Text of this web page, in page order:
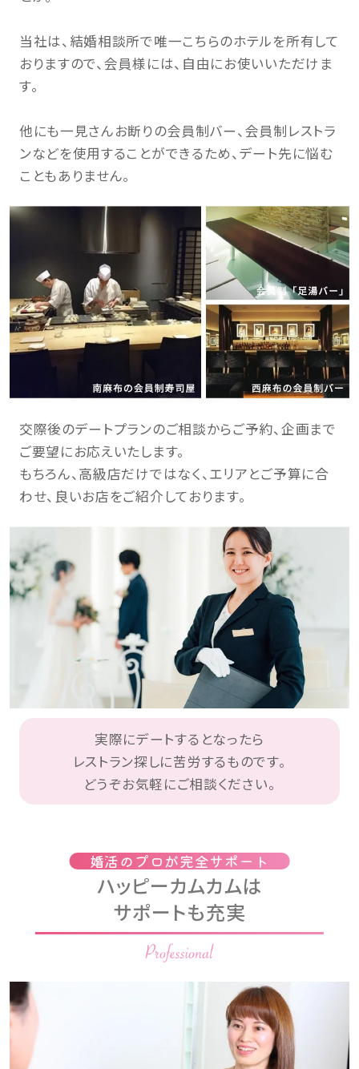
当社は、結婚相談所で唯一こちらのホテルを所有して
おりますので、会員様には、自由にお使いいただけま
す。
他にも一見さんお断りの会員制バー、会員制レストラ
ンなどを使用することができるため、デート先に悩む
こともありません。
交際後のデートプランのご相談からご予約、企画まで
ご要望にお応えいたします。
もちろん、高級店だけではなく、エリアとご予算に合
わせ、良いお店をご紹介しております。
実際にデートするとなったら
レストラン探しに苦労するものです。
どうぞお気軽にご相談ください。
婚活のプロが完全サポート
ハッピーカムカムは
サポートも充実